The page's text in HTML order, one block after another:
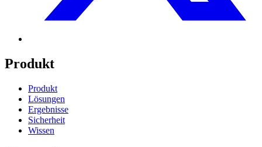
Produkt
Produkt
Lösungen
Ergebnisse
Sicherheit
Wissen